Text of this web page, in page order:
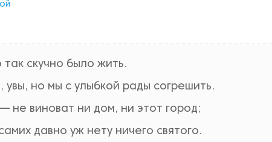
скучно было жить.
увы, но мы с улыбкой рады согрешить.
не виноват ни дом, ни этот город;
давно уж нету ничего святого.